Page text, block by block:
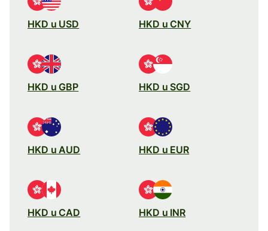
HKD u USD HKD u CNY
HKD u GBP HKD u SGD
HKD u AUD HKD u EUR
HKD u CAD HKD u INR